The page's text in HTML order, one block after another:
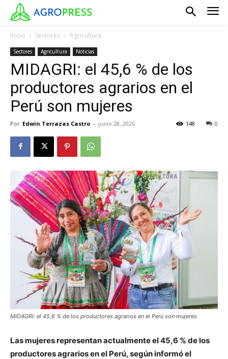
Inicio Sectores Agricultura
Sectores Agricultura Noticias
MIDAGRI: el 45,6 % de los
productores agrarios en el
Perú son mujeres
Por Edwin Terrazas Castro - junio 28, 2026 0
148
MIDAGRI: el 45,6 % de los productores agrarios en el Perú son mujeres
Las mujeres representan actualmente el 45,6 % de los
productores agrarios en el Perú, según informó el